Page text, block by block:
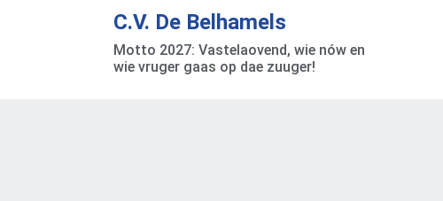
C.V. De Belhamels
Motto 2027: Vastelaovend, wie nów en
wie vruger gaas op dae zuuger!